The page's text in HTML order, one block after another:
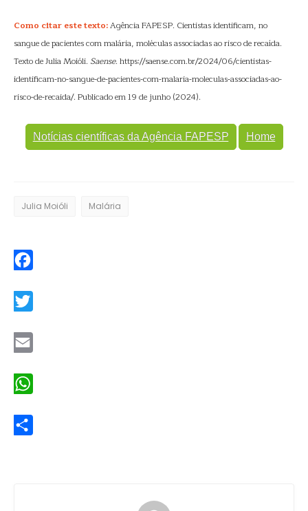
Como citar este texto:Agência FAPESP. Cientistas identificam, no
sangue de pacientes com malária, moléculas associadas ao risco de recaída.
Texto de Julia Moióli. Saense. https://saense.com.br/2024/06/cientistas-
identificam-no-sangue-de-pacientes-com-malaria-moleculas-associadas-ao-
risco-de-recaida/. Publicado em 19 de junho (2024).
Notícias científicas da Agência FAPESP Home
Julia Moióli Malária